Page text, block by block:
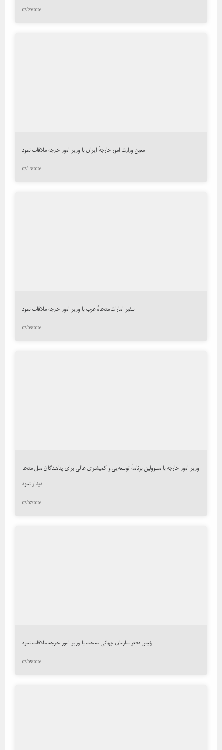
07/29/2026
معین وزارت امور خارجهٔ ایران با وزیر امور خارجه ملاقات نمود
07/13/2026
سفیر امارات متحدهٔ عرب با وزیر امور خارجه ملاقات نمود
07/08/2026
وزیر امور خارجه با مسوولین برنامهٔ توسعه‌یی و کمیشنری عالی برای پناهندگان ملل متحد
دیدار نمود
07/07/2026
رئیس دفتر سازمان جهانی صحت با وزیر امور خارجه ملاقات نمود
07/05/2026